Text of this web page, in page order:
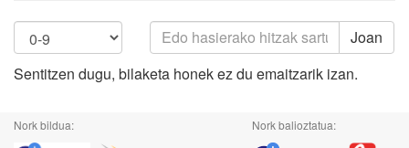
Joan
Sentitzen dugu, bilaketa honek ez du emaitzarik izan.
Nork bildua: Nork balioztatua: